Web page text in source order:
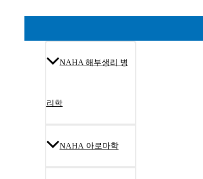
NAHA 해부생리 병
리학
NAHA 아로마학